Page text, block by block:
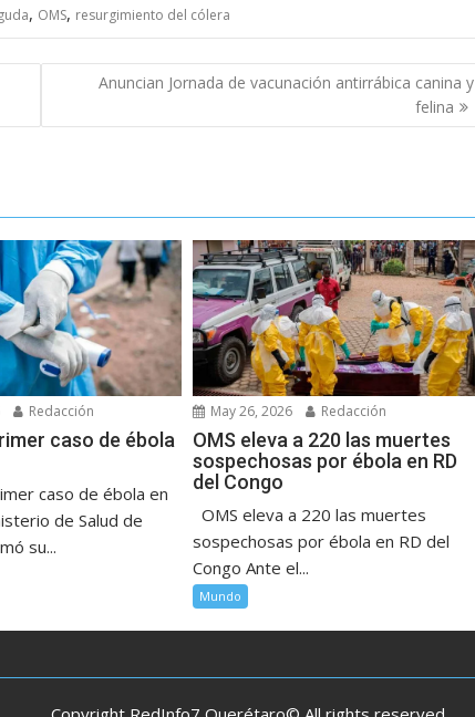
, OMS, resurgimiento del cólera
Anuncian Jornada de vacunación antirrábica canina y
felina
Redacción
caso de ébola
caso de ébola en
de Salud de
su...
May 26, 2026 Redacción
OMS eleva a 220 las muertes
sospechosas por ébola en RD
del Congo
OMS eleva a 220 las muertes
sospechosas por ébola en RD del
Congo Ante el...
Mundo